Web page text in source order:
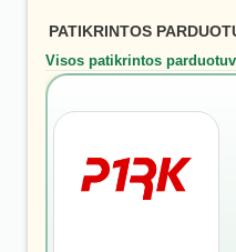
PATIKRINTOS
Visos patikrintos